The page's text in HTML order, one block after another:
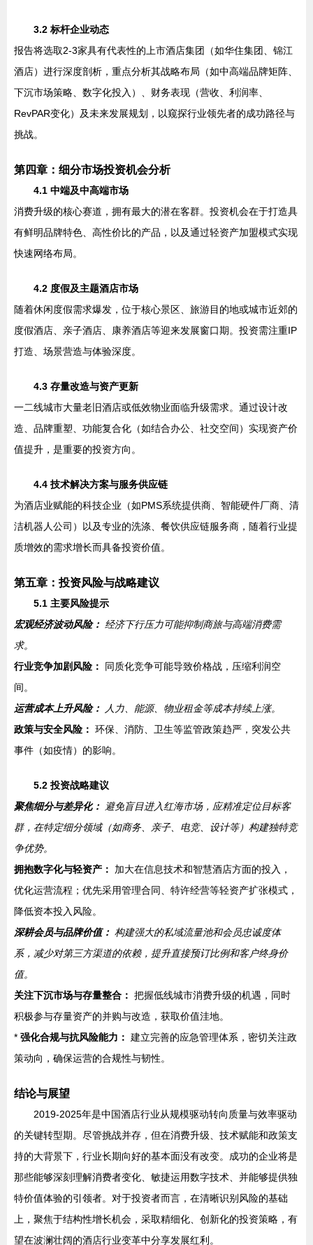
3.2 标杆企业动态
报告将选取2-3家具有代表性的上市酒店集团（如华住集团、锦江
酒店）进行深度剖析，重点分析其战略布局（如中高端品牌矩阵、
下沉市场策略、数字化投入）、财务表现（营收、利润率、
RevPAR变化）及未来发展规划，以窥探行业领先者的成功路径与
挑战。
第四章：细分市场投资机会分析
4.1 中端及中高端市场
消费升级的核心赛道，拥有最大的潜在客群。投资机会在于打造具
有鲜明品牌特色、高性价比的产品，以及通过轻资产加盟模式实现
快速网络布局。
4.2 度假及主题酒店市场
随着休闲度假需求爆发，位于核心景区、旅游目的地或城市近郊的
度假酒店、亲子酒店、康养酒店等迎来发展窗口期。投资需注重IP
打造、场景营造与体验深度。
4.3 存量改造与资产更新
一二线城市大量老旧酒店或低效物业面临升级需求。通过设计改
造、品牌重塑、功能复合化（如结合办公、社交空间）实现资产价
值提升，是重要的投资方向。
4.4 技术解决方案与服务供应链
为酒店业赋能的科技企业（如PMS系统提供商、智能硬件厂商、清
洁机器人公司）以及专业的洗涤、餐饮供应链服务商，随着行业提
质增效的需求增长而具备投资价值。
第五章：投资风险与战略建议
5.1 主要风险提示
宏观经济波动风险： 经济下行压力可能抑制商旅与高端消费需
求。
行业竞争加剧风险：
同质化竞争可能导致价格战，压缩利润空
间。
运营成本上升风险：
人力、能源、物业租金等成本持续上涨。
政策与安全风险： 环保、消防、卫生等监管政策趋严，突发公共
事件（如疫情）的影响。
5.2 投资战略建议
聚焦细分与差异化： 避免盲目进入红海市场，应精准定位目标客
群，在特定细分领域（如商务、亲子、电竞、设计等）构建独特竞
争优势。
拥抱数字化与轻资产：
加大在信息技术和智慧酒店方面的投入，
优化运营流程；优先采用管理合同、特许经营等轻资产扩张模式，
降低资本投入风险。
深耕会员与品牌价值： 构建强大的私域流量池和会员忠诚度体
系，减少对第三方渠道的依赖，提升直接预订比例和客户终身价
值。
关注下沉市场与存量整合： 把握低线城市消费升级的机遇，同时
积极参与存量资产的并购与改造，获取价值洼地。
* 强化合规与抗风险能力： 建立完善的应急管理体系，密切关注政
策动向，确保运营的合规性与韧性。
结论与展望
2019-2025年是中国酒店行业从规模驱动转向质量与效率驱动
的关键转型期。尽管挑战并存，但在消费升级、技术赋能和政策支
持的大背景下，行业长期向好的基本面没有改变。成功的企业将是
那些能够深刻理解消费者变化、敏捷运用数字技术、并能够提供独
特价值体验的引领者。对于投资者而言，在清晰识别风险的基础
上，聚焦于结构性增长机会，采取精细化、创新化的投资策略，有
望在波澜壮阔的酒店行业变革中分享发展红利。